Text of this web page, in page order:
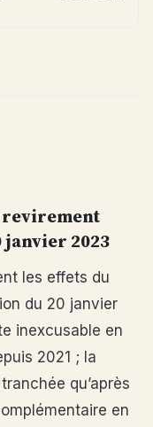
janvier 2023
les effets du
du 20 janvier
inexcusable en
2021 ; la
qu’après
en